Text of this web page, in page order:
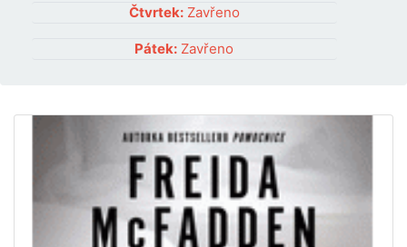
Čtvrtek:Zavřeno
Pátek: Zavřeno